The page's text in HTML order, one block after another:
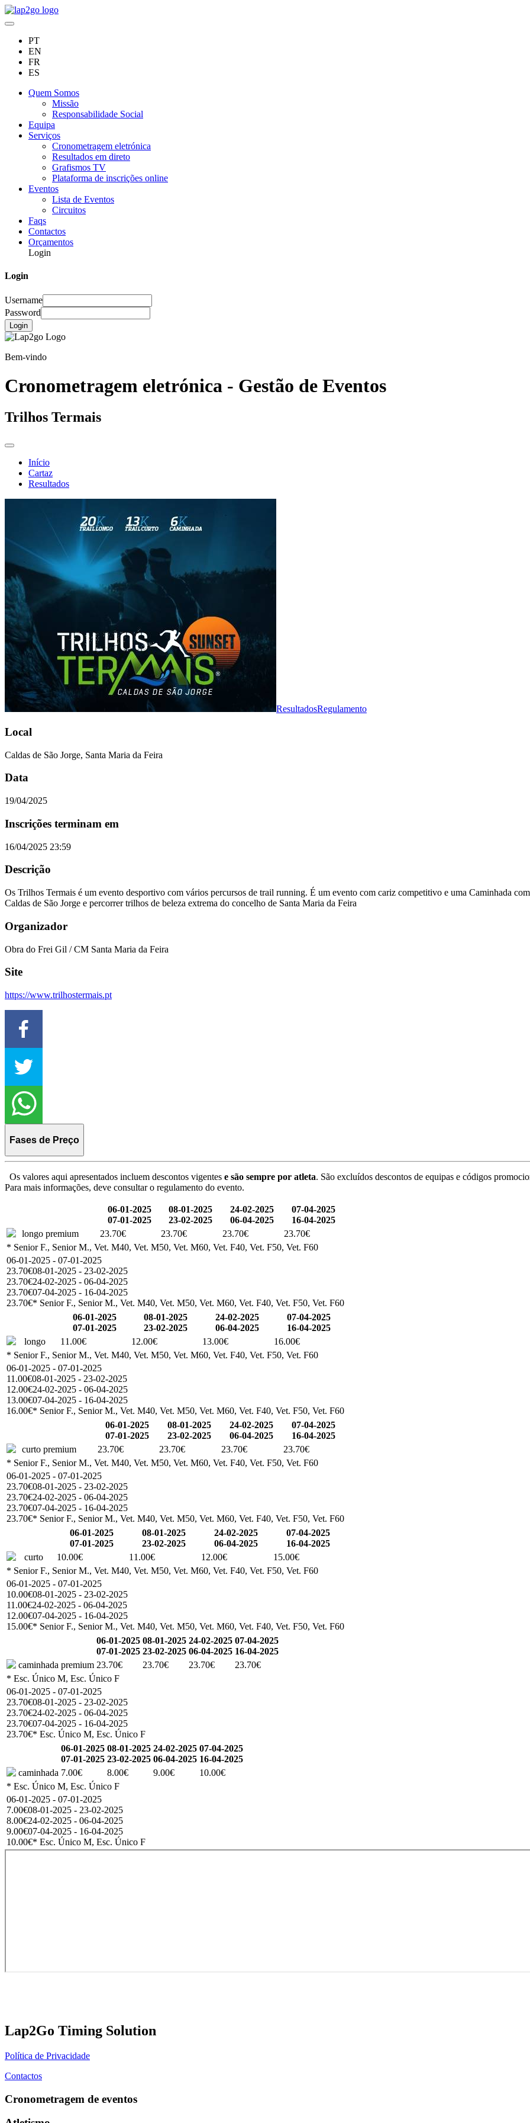
PT
EN
FR
ES
Quem Somos
Missão
Responsabilidade Social
Equipa
Serviços
Cronometragem eletrónica
Resultados em direto
Grafismos TV
Plataforma de inscrições online
Eventos
Lista de Eventos
Circuitos
Faqs
Contactos
Orçamentos
Login
Login
Username
Password
Login
Bem-vindo
Cronometragem eletrónica - Gestão de Eventos
Trilhos Termais
Início
Cartaz
Resultados
ResultadosRegulamento
Local
Caldas de São Jorge, Santa Maria da Feira
Data
19/04/2025
Inscrições terminam em
16/04/2025 23:59
Descrição
Os Trilhos Termais é um evento desportivo com vários percursos de trail running. É um evento com cariz competitivo e uma Caminhada
Caldas de São Jorge e percorrer trilhos de beleza extrema do concelho de Santa Maria da Feira
Organizador
Obra do Frei Gil / CM Santa Maria da Feira
Site
https://www.trilhostermais.pt
Fases de Preço
Os valores aqui apresentados incluem descontos vigentes e são sempre por atleta. São excluídos descontos de equipas e códigos
Para mais informações, deve consultar o regulamento do evento.
06-01-2025
07-01-2025
08-01-2025
23-02-2025
24-02-2025
06-04-2025
07-04-2025
16-04-2025
longo premium
23.70€ 23.70€ 23.70€
23.70€
* Senior F., Senior M., Vet. M40, Vet. M50, Vet. M60, Vet. F40, Vet. F50, Vet. F60
06-01-2025 - 07-01-2025
23.70€08-01-2025 - 23-02-2025
23.70€24-02-2025 - 06-04-2025
23.70€07-04-2025 - 16-04-2025
23.70€* Senior F., Senior M., Vet. M40, Vet. M50, Vet. M60, Vet. F40, Vet. F50, Vet. F60
06-01-2025
07-01-2025
08-01-2025
23-02-2025
24-02-2025
06-04-2025
07-04-2025
16-04-2025
longo
11.00€ 12.00€ 13.00€
16.00€
* Senior F., Senior M., Vet. M40, Vet. M50, Vet. M60, Vet. F40, Vet. F50, Vet. F60
06-01-2025 - 07-01-2025
11.00€08-01-2025 - 23-02-2025
12.00€24-02-2025 - 06-04-2025
13.00€07-04-2025 - 16-04-2025
16.00€* Senior F., Senior M., Vet. M40, Vet. M50, Vet. M60, Vet. F40, Vet. F50, Vet. F60
06-01-2025
07-01-2025
08-01-2025
23-02-2025
24-02-2025
06-04-2025
07-04-2025
16-04-2025
curto premium
23.70€ 23.70€ 23.70€
23.70€
* Senior F., Senior M., Vet. M40, Vet. M50, Vet. M60, Vet. F40, Vet. F50, Vet. F60
06-01-2025 - 07-01-2025
23.70€08-01-2025 - 23-02-2025
23.70€24-02-2025 - 06-04-2025
23.70€07-04-2025 - 16-04-2025
23.70€* Senior F., Senior M., Vet. M40, Vet. M50, Vet. M60, Vet. F40, Vet. F50, Vet. F60
06-01-2025
07-01-2025
08-01-2025
23-02-2025
24-02-2025
06-04-2025
07-04-2025
16-04-2025
curto
10.00€ 11.00€ 12.00€
15.00€
* Senior F., Senior M., Vet. M40, Vet. M50, Vet. M60, Vet. F40, Vet. F50, Vet. F60
06-01-2025 - 07-01-2025
10.00€08-01-2025 - 23-02-2025
11.00€24-02-2025 - 06-04-2025
12.00€07-04-2025 - 16-04-2025
15.00€* Senior F., Senior M., Vet. M40, Vet. M50, Vet. M60, Vet. F40, Vet. F50, Vet. F60
06-01-2025
07-01-2025
08-01-2025
23-02-2025
24-02-2025
06-04-2025
07-04-2025
16-04-2025
caminhada premium 23.70€ 23.70€ 23.70€
23.70€
* Esc. Único M, Esc. Único F
06-01-2025 - 07-01-2025
23.70€08-01-2025 - 23-02-2025
23.70€24-02-2025 - 06-04-2025
23.70€07-04-2025 - 16-04-2025
23.70€* Esc. Único M, Esc. Único F
06-01-2025
07-01-2025
08-01-2025
23-02-2025
24-02-2025
06-04-2025
07-04-2025
16-04-2025
caminhada 7.00€ 8.00€ 9.00€
10.00€
* Esc. Único M, Esc. Único F
06-01-2025 - 07-01-2025
7.00€08-01-2025 - 23-02-2025
8.00€24-02-2025 - 06-04-2025
9.00€07-04-2025 - 16-04-2025
10.00€* Esc. Único M, Esc. Único F
Lap2Go Timing Solution
Política de Privacidade
Contactos
Cronometragem de eventos